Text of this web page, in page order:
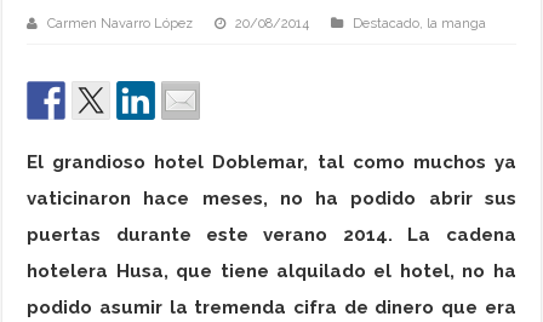
Carmen Navarro López 20/08/2014 Destacado, la manga
El grandioso hotel Doblemar, tal como muchos ya
vaticinaron hace meses, no ha podido abrir sus
puertas durante este verano 2014. La cadena
hotelera Husa, que tiene alquilado el hotel, no ha
podido asumir la tremenda cifra de dinero que era